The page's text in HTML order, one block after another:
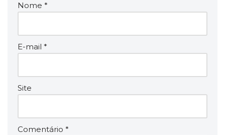
Nome *
E-mail *
Site
Comentário *